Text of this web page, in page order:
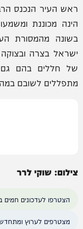
ראש העיר הנכנס הרב
הינה מכוננת
בשונה מהמסורת
ישראל בצרה
של חללים בהם גם
מתפללים לשובם
צילום: שוקי לרר
הצטרפו לעדכונים
מצטרפים לערוץ